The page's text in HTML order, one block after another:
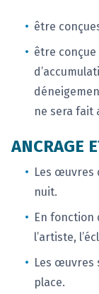
être
être
ne sera fait
ANCRAGE
Les œuvres
nuit.
En fonction
l’artiste,
Les œuvres
place.